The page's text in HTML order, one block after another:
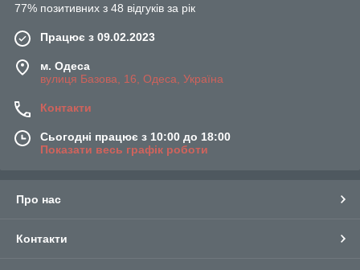
77% позитивних з 48 відгуків за рік
Працює з 09.02.2023
м. Одеса
вулиця Базова, 16, Одеса, Україна
Контакти
Сьогодні працює з 10:00 до 18:00
Показати весь графік роботи
Про нас
Контакти